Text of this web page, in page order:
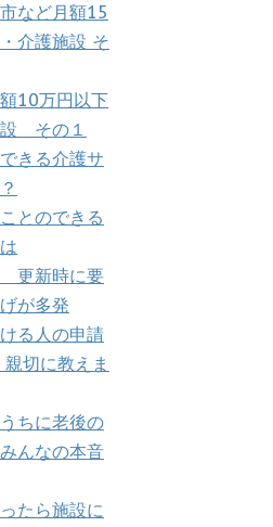
など月額15
介護施設 そ
10万円以下
設 その１
きる介護サ
とのできる
更新時に要
が多発
る人の申請
切に教えま
ちに老後の
んなの本音
たら施設に